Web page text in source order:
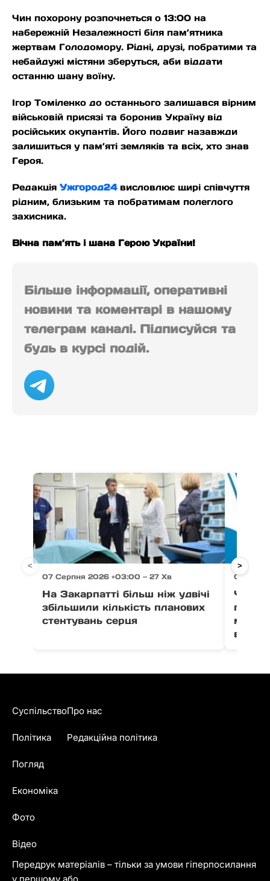
Чин похорону розпочнеться о 13:00 на
набережній Незалежності біля пам’ятника
жертвам Голодомору. Рідні, друзі, побратими та
небайдужі містяни зберуться, аби віддати
останню шану воїну.
Ігор Томіленко до останнього залишався вірним
військовій присязі та боронив Україну від
російських окупантів. Його подвиг назавжди
залишиться у пам’яті земляків та всіх, хто знав
Героя.
Редакція Ужгород24 висловлює щирі співчуття
рідним, близьким та побратимам полеглого
захисника.
Вічна пам’ять і шана Герою України!
Більше інформації, оперативні
новини та коментарі в нашому
телеграм каналі. Підписуйся та
будь в курсі подій.
07 Серпня 2026 +03:00 — 27 Хв
На Закарпатті більш ніж удвічі
збільшили кількість планових
стентувань серця
07
Через
води
< >
Передрук матеріалів – тільки за умови гіперпосилання
Суспільство
Політика
Погляд
Економіка
Фото
Відео
Про нас
Редакційна політика